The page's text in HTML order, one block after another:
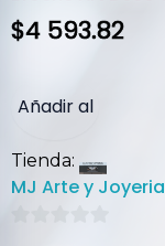
$4 593.82
Añadir al
carrito
Tienda:
MJ Arte y Joyeria